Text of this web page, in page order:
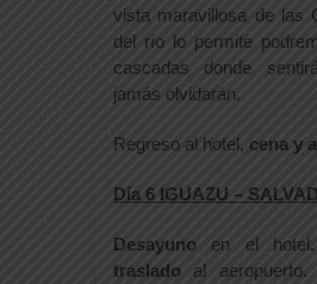
vista maravillosa de
del río lo permite
cascadas donde
jamás olvidarán.
Regreso al hotel, cena y
Día 6 IGUAZU –
Desayuno en el hotel
traslado al